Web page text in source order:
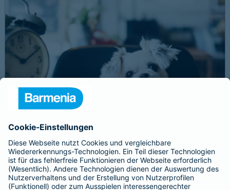
Schnelle Notfallversorgung bei Ernstfällen
gewährleisten